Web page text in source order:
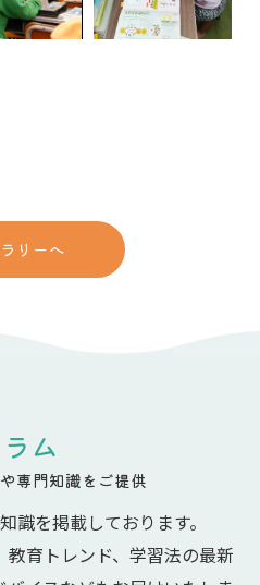
リーへ
専門知識をご提供
ム
識を掲載しております。
育トレンド、学習法の最新